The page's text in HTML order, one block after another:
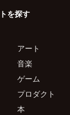
を探す
アート
音楽
ゲーム
プロダクト
本